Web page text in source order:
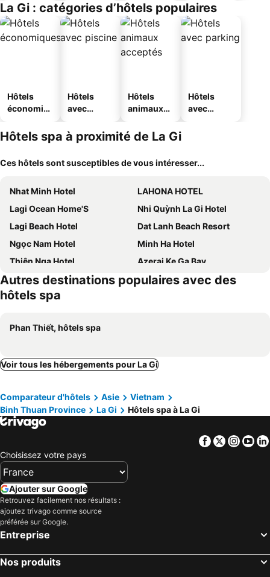
s
La Gi : catégories d’hôtels populaires
Hôtels
économiq
Hôtels
avec
Hôtels
animaux
Hôtels
avec
Hôtels spa à proximité de La Gi
Ces hôtels sont susceptibles de vous intéresser...
Nhat Minh Hotel
LAHONA HOTEL
Lagi Ocean Home'S
Nhi Quỳnh La Gi Hotel
Lagi Beach Hotel
Dat Lanh Beach Resort
Ngọc Nam Hotel
Minh Ha Hotel
Thiên Nga Hotel
Azerai Ke Ga Bay
Autres destinations populaires avec des
hôtels spa
Phan Thiết, hôtels spa
Voir tous les hébergements pour La Gi
Comparateur d'hôtels Asie
Vietnam
Binh Thuan Province
La Gi Hôtels spa à La Gi
Facebook
Twitter
Choisissez votre pays
Ajouter sur Google
Retrouvez facilement nos résultats :
ajoutez trivago comme source
préférée sur Google.
Entreprise
Nos produits